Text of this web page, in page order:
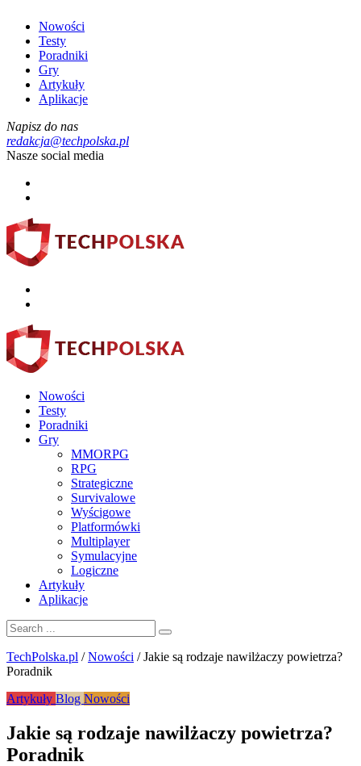
Nowości
Testy
Poradniki
Gry
Artykuły
Aplikacje
Napisz do nas
redakcja@techpolska.pl
Nasze social media
Nowości
Testy
Poradniki
Gry
MMORPG
RPG
Strategiczne
Survivalowe
Wyścigowe
Platformówki
Multiplayer
Symulacyjne
Logiczne
Artykuły
Aplikacje
TechPolska.pl /Nowości /Jakie są rodzaje nawilżaczy powietrza?
Poradnik
Artykuły Blog Nowości
Jakie są rodzaje nawilżaczy powietrza?
Poradnik